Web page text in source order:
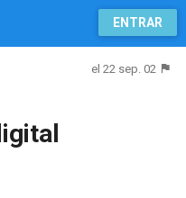
ENTRAR
el 22 sep. 02